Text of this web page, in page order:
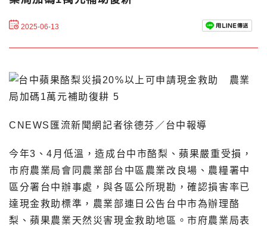
2025-06-13
CNEWS匯流新聞網記者徐德芬／台中報導
今年3、4月低溫，造成台中市酪梨、蘋果嚴重受損，
市府農業局會同農業部台中區農業改良場、農糧署中
區分署台中辦事處，與各區公所現勘，確認損害率已
達現金救助標準，農業部連日公告台中市為辦理酪
梨、蘋果農業天然災害現金救助地區。市府農業局表